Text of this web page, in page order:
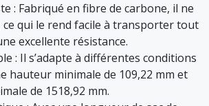
: Fabriqué en fibre de carbone, il ne
ce qui le rend facile à transporter tout
excellente résistance.
: Il s’adapte à différentes conditions
hauteur minimale de 109,22 mm et
de 1518,92 mm.